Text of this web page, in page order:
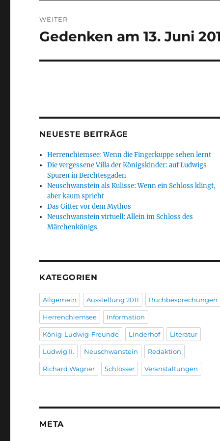
WEITER
Nächster
Gedenken am 13. Juni
NEUESTE BEITRÄGE
Herrenchiemsee: Wenn die Fingerkuppe sehen lernt
Die vergessene Villa der Königskinder: auf Ludwigs
Spuren in Berchtesgaden
Neuschwanstein als Kulisse: Wenn ein Schloss klingt,
aber kaum spricht
Das Gitter vor dem Mythos
Neuschwanstein virtuell: Allein im Schloss des
Märchenkönigs
KATEGORIEN
Allgemein Ausstellung 2011 Buchbesprechungen
Herrenchiemsee Information
König-Ludwig-Freunde Linderhof Literatur
Ludwig II. Neuschwanstein Redaktion
Richard Wagner Schlösser Veranstaltungen
META